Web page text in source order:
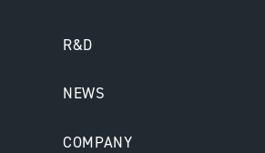
R&D
NEWS
COMPANY